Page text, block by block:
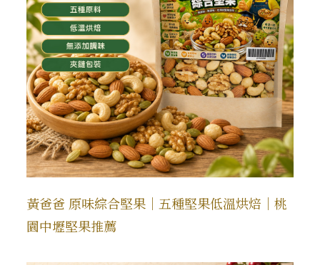
黃爸爸 原味綜合堅果｜五種堅果低溫烘焙｜桃
園中壢堅果推薦